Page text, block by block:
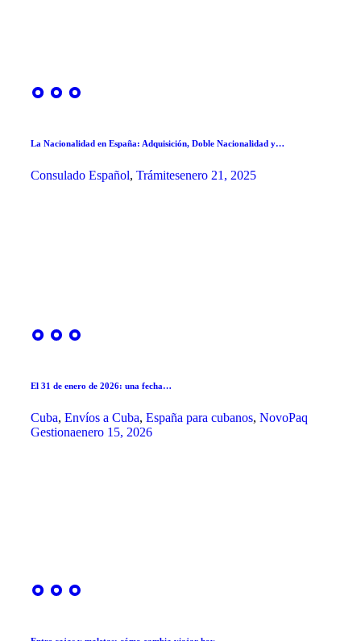
La Nacionalidad en España: Adquisición, Doble Nacionalidad y…
Consulado Español, Trámitesenero 21, 2025
El 31 de enero de 2026: una fecha…
Cuba, Envíos a Cuba, España para cubanos, NovoPaq
Gestionaenero 15, 2026